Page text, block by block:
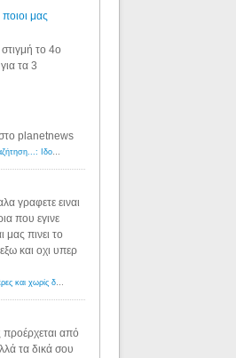
μας
το 4ο
τα 3
planetnews
Λόγιος Ερμής | Η γνώση ξεκινάει με την αναζήτηση...: Ιδού οι 18 που χρωστούν 11 δις ευρώ!
γραφετε ειναι
που εγινε
πινει το
και οχι υπερ
Εφορία: Κατάσχονται όλα ύστερα από 30 μέρες και χωρίς δικαστικές αποφάσεις - Λόγιος Ερμής
από
τα δικά σου